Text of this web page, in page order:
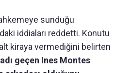
sunduğu
iddiaları reddetti. Konutu
kiraya vermediğini belirten
geçen Ines Montes